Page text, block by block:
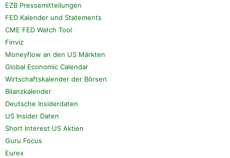
EZB Pressemitteilungen
FED Kalender und Statements
CME FED Watch Tool
Finviz
Moneyflow an den US Märkten
Global Economic Calendar
Wirtschaftskalender der Börsen
Bilanzkalender
Deutsche Insiderdaten
US Insider Daten
Short Interest US Aktien
Guru Focus
Eurex